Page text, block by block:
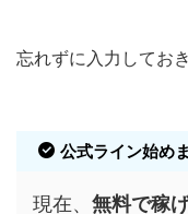
忘れずに入力してお
公式ライン始め
現在、 無料で稼